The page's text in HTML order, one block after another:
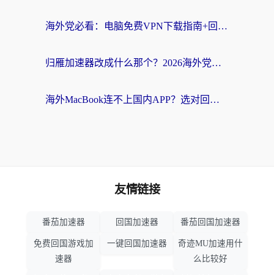
海外党必看：电脑免费VPN下载指南+回国加速器选择全攻略，告别地区限制
归雁加速器改成什么那个？2026海外党回国加速全攻略：告别地区限制，轻松刷剧玩游戏
海外MacBook连不上国内APP？选对回国VPN，告别地区限制的烦恼
友情链接
番茄加速器 回国加速器 番茄回国加速器
免费回国游戏加
速器
一键回国加速器
奇迹MU加速用什
么比较好